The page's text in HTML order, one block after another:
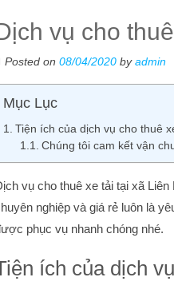
vụ cho
Posted on 08/04/2020 byadmin
Mục Lục
Tiện ích của dịch vụ cho thuê
Chúng tôi cam kết vận
vụ cho thuê xe tải tại xã
nghiệp và giá rẻ luôn là
phục vụ nhanh chóng nhé.
ích của dịch